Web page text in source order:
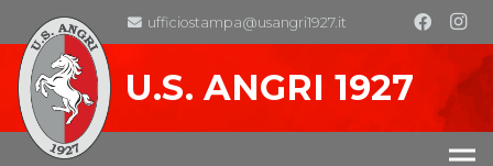
ufficiostampa@usangri1927.it
U.S. ANGRI 1927